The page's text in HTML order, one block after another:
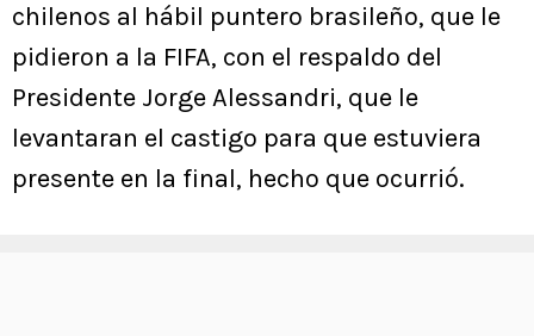
chilenos al hábil puntero brasileño, que le
pidieron a la FIFA, con el respaldo del
Presidente Jorge Alessandri, que le
levantaran el castigo para que estuviera
presente en la final, hecho que ocurrió.